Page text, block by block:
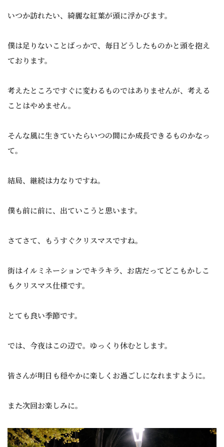
いつか訪れたい、綺麗な紅葉が頭に浮かびます。
僕は足りないことばっかで、毎日どうしたものかと頭を抱え
ております。
考えたところですぐに変わるものではありませんが、考える
ことはやめません。
そんな風に生きていたらいつの間にか成長できるものかなっ
て。
結局、継続は力なりですね。
僕も前に前に、出ていこうと思います。
さてさて、もうすぐクリスマスですね。
街はイルミネーションでキラキラ、お店だってどこもかしこ
もクリスマス仕様です。
とても良い季節です。
では、今夜はこの辺で。ゆっくり休むとします。
皆さんが明日も穏やかに楽しくお過ごしになれますように。
また次回お楽しみに。